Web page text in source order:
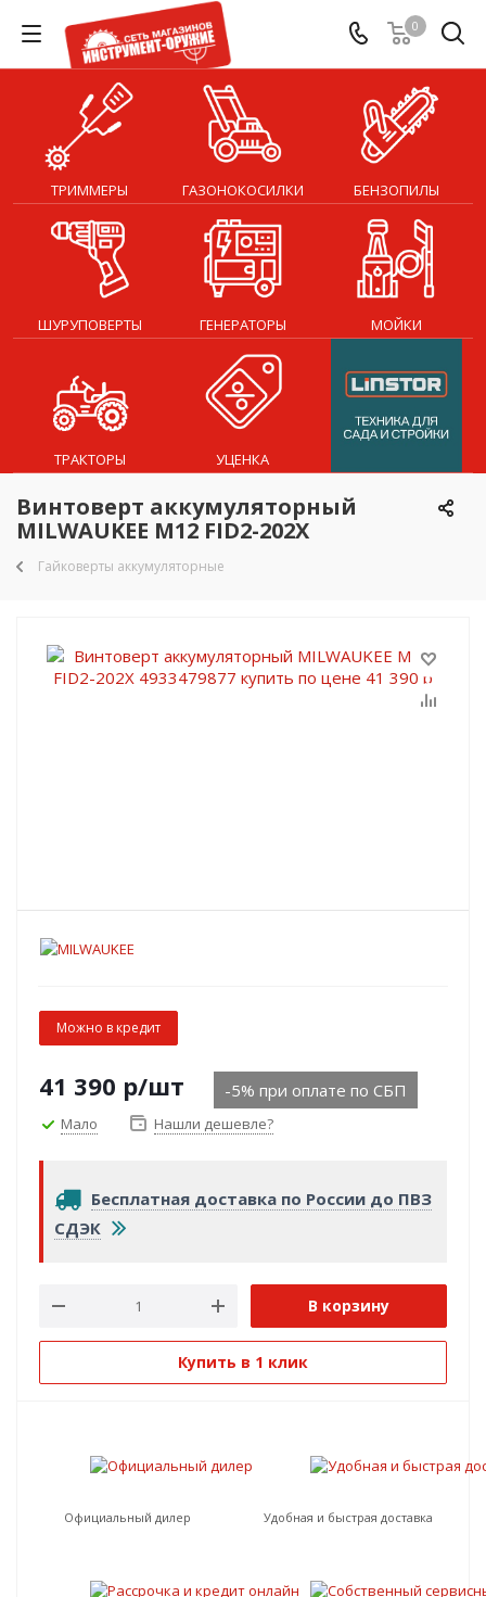
0
ТРИММЕРЫ ГАЗОНОКОСИЛКИ БЕНЗОПИЛЫ
ШУРУПОВЕРТЫ ГЕНЕРАТОРЫ МОЙКИ
ТРАКТОРЫ УЦЕНКА
Винтоверт аккумуляторный
MILWAUKEE M12 FID2-202X
Гайковерты аккумуляторные
Можно в кредит
41 390 р/шт -5% при оплате по СБП
Мало Нашли дешевле?
Бесплатная доставка по России до ПВЗ
СДЭК
В корзину
Купить в 1 клик
Официальный дилер Удобная и быстрая доставка